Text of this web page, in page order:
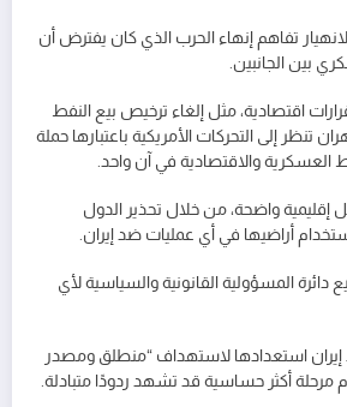
لانهيار تفاهم إنهاء الحرب الذي كان يفترض أن
بين الجانبين.
اقتصادية، مثل إلغاء ترخيص بيع النفط
تنظر إلى التحركات الأمريكية باعتبارها حملة
والاقتصادية في آن واحد.
إقليمية واضحة، من خلال تحذير الدول
أراضيها في أي عمليات ضد إيران.
المسؤولية القانونية والسياسية لأي
إيران استعدادها لاستهداف “منطلق ومصدر
مرحلة أكثر حساسية قد تشهد ردودًا متبادلة.